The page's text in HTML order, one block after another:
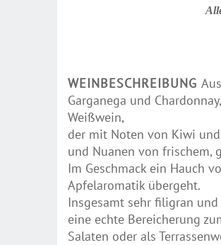
WEINBESCHREIBUNG
Garganega und
Weißwein,
der mit Noten von Kiwi
und Nuanen von frischem,
Im Geschmack ein Hauch
Apfelaromatik übergeht.
Insgesamt sehr filigran
eine echte Bereicherung
Salaten oder als